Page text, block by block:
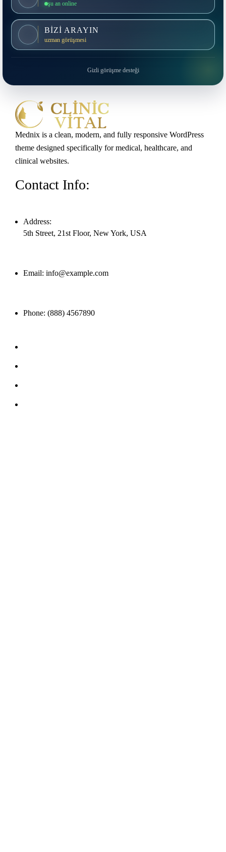
şu an online
BİZİ ARAYIN
uzman görüşmesi
Gizli görüşme desteği
Mednix is a clean, modern, and fully responsive WordPress
theme designed specifically for medical, healthcare, and
clinical websites.
Contact Info:
Address:
5th Street, 21st Floor, New York, USA
Email: info@example.com
Phone: (888) 4567890